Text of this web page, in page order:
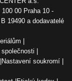
00 Praha 10 -
19490 a dodavatelé
Nastavení soukromí